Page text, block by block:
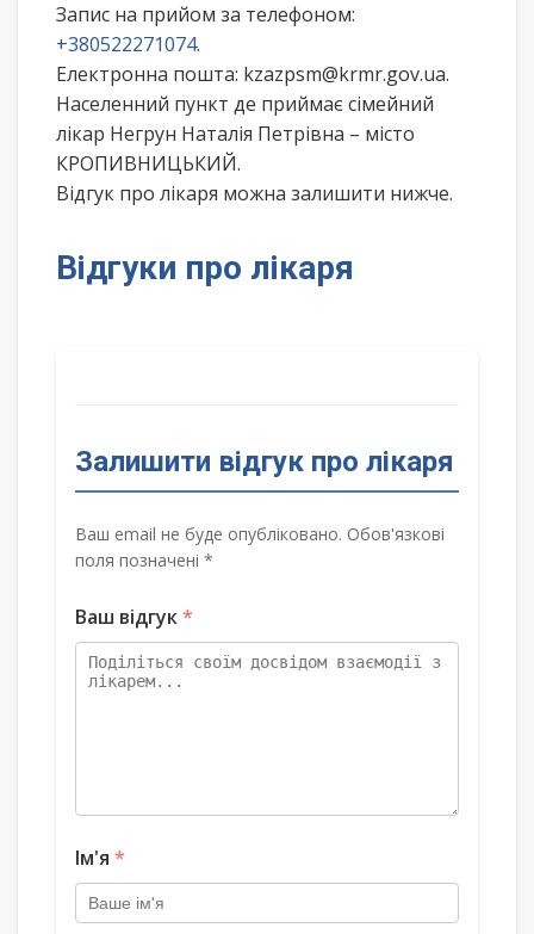
Запис на прийом за телефоном:
+380522271074.
Електронна пошта: kzazpsm@krmr.gov.ua.
Населенний пункт де приймає сімейний
лікар Негрун Наталія Петрівна – місто
КРОПИВНИЦЬКИЙ.
Відгук про лікаря можна залишити нижче.
Відгуки про лікаря
Залишити відгук про лікаря
Ваш email не буде опубліковано. Обов'язкові
поля позначені *
Ваш відгук*
Ім'я *